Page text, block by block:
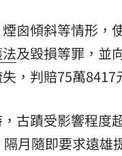
12:11
12:10
12:10
12:08
囪傾斜等情形，
及毀損等罪，並
，判賠75萬8417
古蹟受影響程度
月隨即要求遠雄